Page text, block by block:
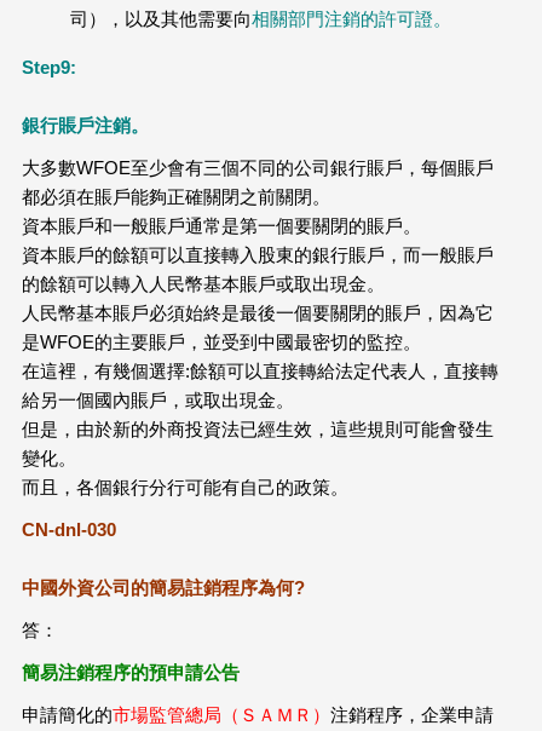
司），以及其他需要向相關部門注銷的許可證。
Step9:
銀行賬戶注銷。
大多數WFOE至少會有三個不同的公司銀行賬戶，每個賬戶
都必須在賬戶能夠正確關閉之前關閉。
資本賬戶和一般賬戶通常是第一個要關閉的賬戶。
資本賬戶的餘額可以直接轉入股東的銀行賬戶，而一般賬戶
的餘額可以轉入人民幣基本賬戶或取出現金。
人民幣基本賬戶必須始終是最後一個要關閉的賬戶，因為它
是WFOE的主要賬戶，並受到中國最密切的監控。
在這裡，有幾個選擇:餘額可以直接轉給法定代表人，直接轉
給另一個國內賬戶，或取出現金。
但是，由於新的外商投資法已經生效，這些規則可能會發生
變化。
而且，各個銀行分行可能有自己的政策。
CN-dnl-030
中國外資公司的簡易註銷程序為何?
答：
簡易注銷程序的預申請公告
申請簡化的市場監管總局（ＳＡＭＲ） 注銷程序，企業申請